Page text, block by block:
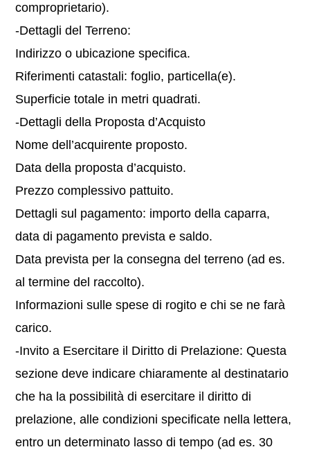
comproprietario).
-Dettagli del Terreno:
Indirizzo o ubicazione specifica.
Riferimenti catastali: foglio, particella(e).
Superficie totale in metri quadrati.
-Dettagli della Proposta d’Acquisto
Nome dell’acquirente proposto.
Data della proposta d’acquisto.
Prezzo complessivo pattuito.
Dettagli sul pagamento: importo della caparra,
data di pagamento prevista e saldo.
Data prevista per la consegna del terreno (ad es.
al termine del raccolto).
Informazioni sulle spese di rogito e chi se ne farà
carico.
-Invito a Esercitare il Diritto di Prelazione: Questa
sezione deve indicare chiaramente al destinatario
che ha la possibilità di esercitare il diritto di
prelazione, alle condizioni specificate nella lettera,
entro un determinato lasso di tempo (ad es. 30